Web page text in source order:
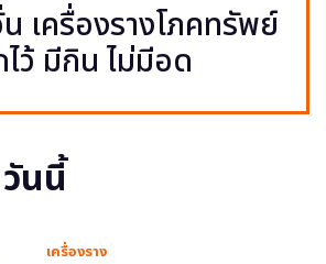
เครื่องรางโภคทรัพย์
ว้ มีกิน ไม่มีอด
นนี้
เครื่องราง